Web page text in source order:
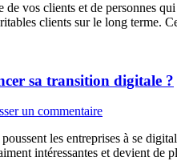
de vos clients et de personnes
clients sur le long terme.
sa transition digitale ?
un commentaire
les entreprises à se
intéressantes et devient